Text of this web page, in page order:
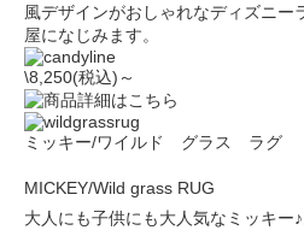
風デザインがおしゃれなディズニー
屋になじみます。
\8,250(税込)～
ミッキー/ワイルド グラス ラグ
MICKEY/Wild grass RUG
大人にも子供にも大人気なミッキー